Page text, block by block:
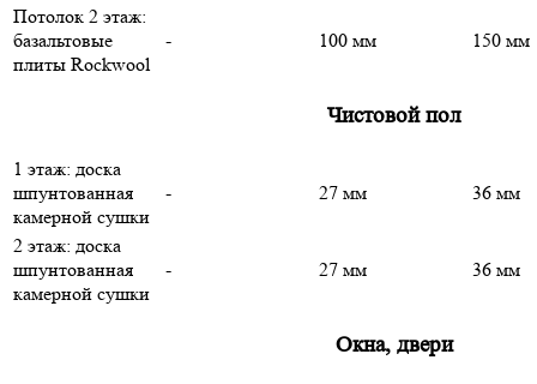
Потолок 2 этаж:
базальтовые
плиты Rockwool
- 100 мм 150 мм
Чистовой пол
1 этаж: доска
шпунтованная
камерной сушки
- 27 мм 36 мм
2 этаж: доска
шпунтованная
камерной сушки
- 27 мм 36 мм
Окна, двери